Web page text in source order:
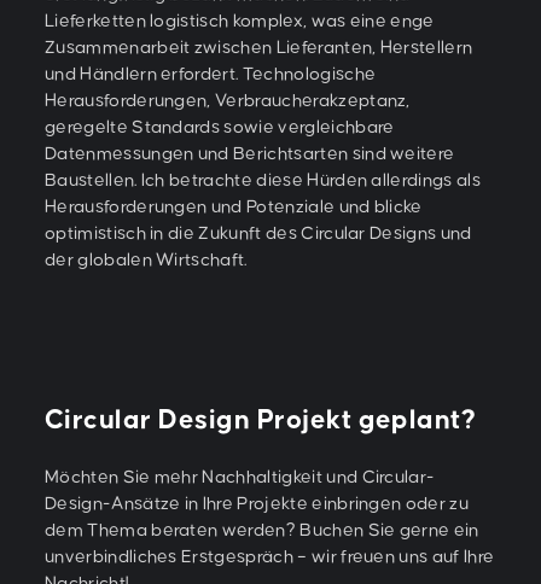
Lieferketten logistisch komplex, was eine enge
Zusammenarbeit zwischen Lieferanten, Herstellern
und Händlern erfordert. Technologische
Herausforderungen, Verbraucherakzeptanz,
geregelte Standards sowie vergleichbare
Datenmessungen und Berichtsarten sind weitere
Baustellen. Ich betrachte diese Hürden allerdings als
Herausforderungen und Potenziale und blicke
optimistisch in die Zukunft des Circular Designs und
der globalen Wirtschaft.
Circular Design Projekt geplant?
Möchten Sie mehr Nachhaltigkeit und Circular-
Design-Ansätze in Ihre Projekte einbringen oder zu
dem Thema beraten werden? Buchen Sie gerne ein
unverbindliches Erstgespräch – wir freuen uns auf Ihre